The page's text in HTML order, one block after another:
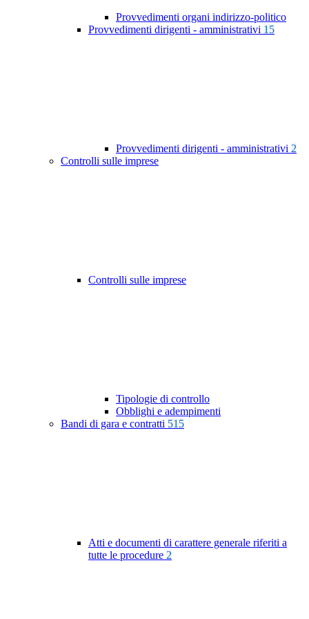
Provvedimenti organi indirizzo-politico
Provvedimenti dirigenti - amministrativi 15
Provvedimenti dirigenti - amministrativi 2
Controlli sulle imprese
Controlli sulle imprese
Tipologie di controllo
Obblighi e adempimenti
Bandi di gara e contratti 515
Atti e documenti di carattere generale riferiti a
tutte le procedure 2